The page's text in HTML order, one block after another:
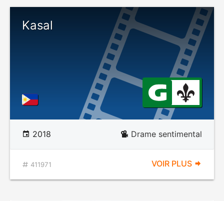
Kasal
2018 Drame sentimental
411971 VOIR PLUS